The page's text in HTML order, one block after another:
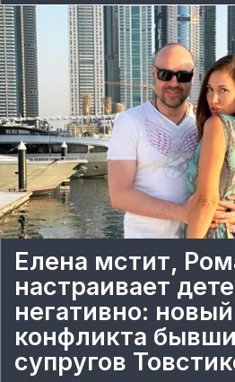
Елена мстит,
настраивает
негативно:
конфликта
супругов